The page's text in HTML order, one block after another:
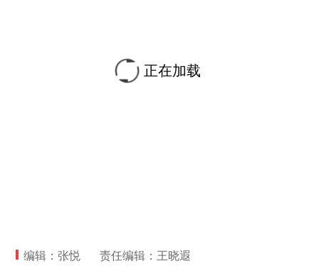
正在加载
编辑：张悦 责任编辑：王晓遐